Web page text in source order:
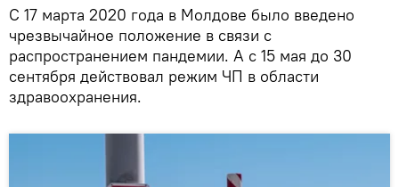
С 17 марта 2020 года в Молдове было введено
чрезвычайное положение в связи с
распространением пандемии. А с 15 мая до 30
сентября действовал режим ЧП в области
здравоохранения.